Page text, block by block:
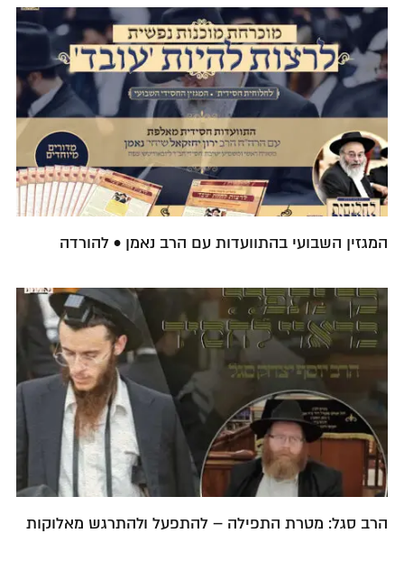
המגזין השבועי בהתוועדות עם הרב נאמן • להורדה
הרב סגל: מטרת התפילה – להתפעל ולהתרגש מאלוקות